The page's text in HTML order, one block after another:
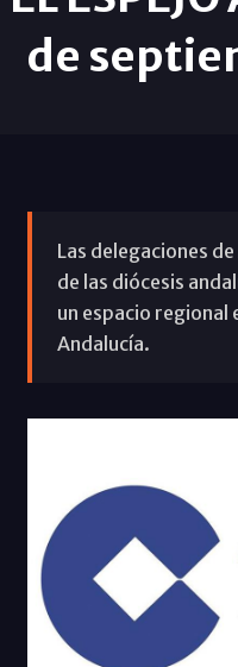
de
Las delegaciones
de las diócesis
un espacio regional
Andalucía.